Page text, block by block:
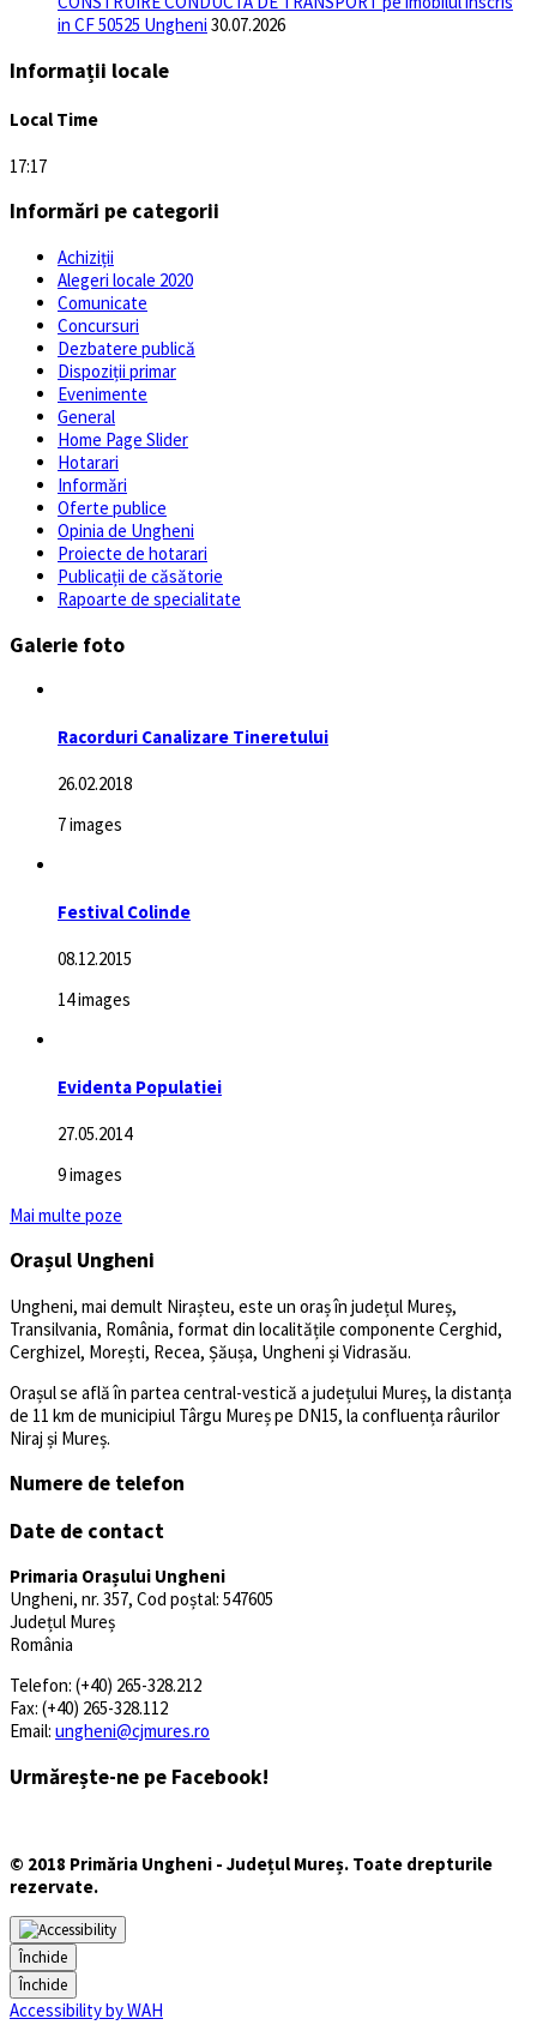
in CF 50525 Ungheni 30.07.2026
Informații locale
Local Time
17:17
Informări pe categorii
Achiziții
Alegeri locale 2020
Comunicate
Concursuri
Dezbatere publică
Dispoziții primar
Evenimente
General
Home Page Slider
Hotarari
Informări
Oferte publice
Opinia de Ungheni
Proiecte de hotarari
Publicații de căsătorie
Rapoarte de specialitate
Galerie foto
Racorduri Canalizare Tineretului
26.02.2018
7 images
Festival Colinde
08.12.2015
14 images
Evidenta Populatiei
27.05.2014
9 images
Mai multe poze
Orașul Ungheni
Ungheni, mai demult Nirașteu, este un oraș în județul Mureș,
Transilvania, România, format din localitățile componente Cerghid,
Cerghizel, Morești, Recea, Șăușa, Ungheni și Vidrasău.
Orașul se află în partea central-vestică a județului Mureș, la distanța
de 11 km de municipiul Târgu Mureș pe DN15, la confluența râurilor
Niraj și Mureș.
Numere de telefon
Date de contact
Primaria Orașului Ungheni
Ungheni, nr. 357, Cod poștal: 547605
Județul Mureș
România
Telefon: (+40) 265-328.212
Fax: (+40) 265-328.112
Email: ungheni@cjmures.ro
Urmărește-ne pe Facebook!
© 2018 Primăria Ungheni - Județul Mureș. Toate drepturile
rezervate.
Închide
Închide
Accessibility by WAH